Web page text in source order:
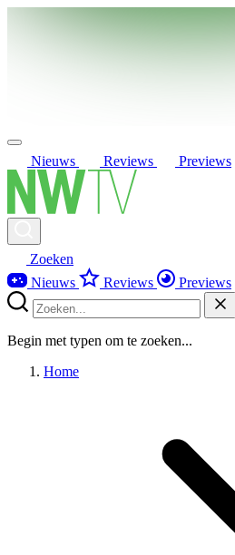
Nieuws Reviews Previews
Zoeken
Nieuws
Reviews Previews
Begin met typen om te zoeken...
Home